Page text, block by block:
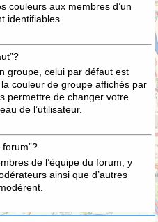
couleurs aux membres d’un
identifiables.
groupe, celui par défaut est
couleur de groupe affichés par
permettre de changer votre
de l’utilisateur.
forum”?
de l’équipe du forum, y
ainsi que d’autres